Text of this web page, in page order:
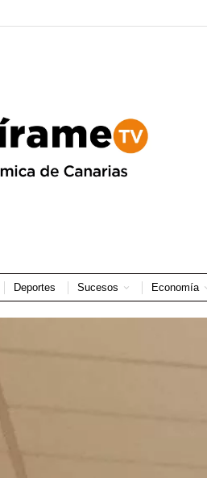
Deportes Sucesos Economía